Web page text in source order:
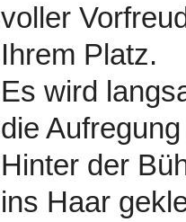
voller
Ihrem Platz.
Es wird
die
Hinter der
ins Haar